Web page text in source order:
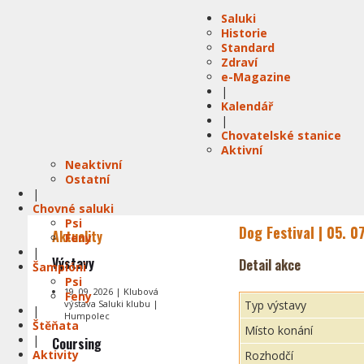
Saluki
Historie
Standard
Zdraví
e-Magazine
|
Kalendář
|
Chovatelské stanice
Aktivní
Neaktivní
Ostatní
|
Chovné saluki
Psi
Feny
|
Šampióni
Psi
Feny
|
Štěňata
|
Aktivity
Dog Festival | 05.
Detail akce
Typ výstavy
Místo konání
Rozhodčí
Aktuality
Výstavy
19. 09. 2026 | Klubová
výstava Saluki klubu |
Humpolec
Coursing